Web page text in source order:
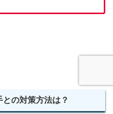
との対策方法は？